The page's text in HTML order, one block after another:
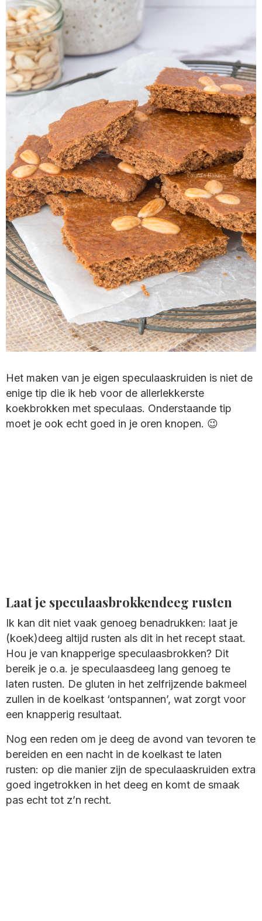
Het maken van je eigen speculaaskruiden is niet de
enige tip die ik heb voor de allerlekkerste
koekbrokken met speculaas. Onderstaande tip
moet je ook echt goed in je oren knopen. 😉
Laat je speculaasbrokkendeeg rusten
Ik kan dit niet vaak genoeg benadrukken: laat je
(koek)deeg altijd rusten als dit in het recept staat.
Hou je van knapperige speculaasbrokken? Dit
bereik je o.a. je speculaasdeeg lang genoeg te
laten rusten. De gluten in het zelfrijzende bakmeel
zullen in de koelkast ‘ontspannen’, wat zorgt voor
een knapperig resultaat.
Nog een reden om je deeg de avond van tevoren te
bereiden en een nacht in de koelkast te laten
rusten: op die manier zijn de speculaaskruiden extra
goed ingetrokken in het deeg en komt de smaak
pas echt tot z’n recht.